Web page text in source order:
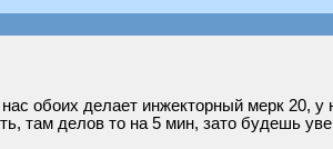
обоих делает инжекторный мерк 20, у
там делов то на 5 мин, зато будешь